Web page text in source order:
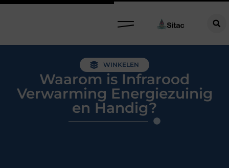
WINKELEN
Waarom is Infrarood
Verwarming Energiezuinig
en Handig?